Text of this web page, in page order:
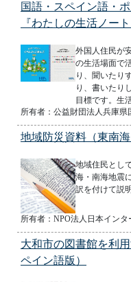
国語・スペイン語・
『わたしの生活ノート
外国人住民が
の生活場面で
り、聞いたり
り、書いたり
目標です。生
所有者：公益財団法人兵庫県
地域防災資料（東南海
地域住民とし
海・南海地震
訳を付けて説明
所有者：NPO法人日本イン
大和市の図書館を利
ペイン語版）